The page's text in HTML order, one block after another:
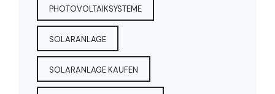
PHOTOVOLTAIKSYSTEME
SOLARANLAGE
SOLARANLAGE KAUFEN